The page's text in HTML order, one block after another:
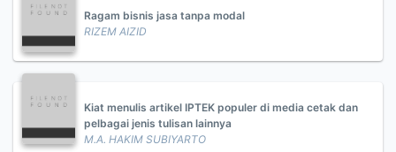
Ragam bisnis jasa tanpa modal
RIZEM AIZID
Kiat menulis artikel IPTEK populer di media cetak dan
pelbagai jenis tulisan lainnya
M.A. HAKIM SUBIYARTO